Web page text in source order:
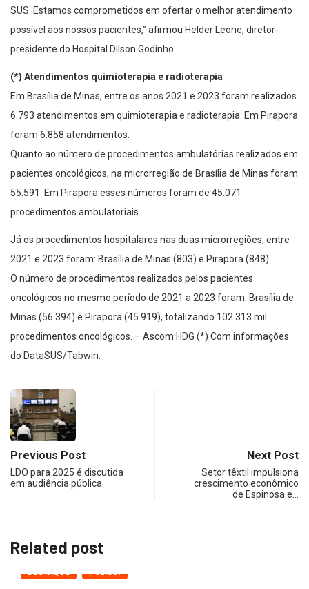
SUS. Estamos comprometidos em ofertar o melhor atendimento
possível aos nossos pacientes,” afirmou Helder Leone, diretor-
presidente do Hospital Dilson Godinho.
(*) Atendimentos quimioterapia e radioterapia
Em Brasília de Minas, entre os anos 2021 e 2023 foram realizados
6.793 atendimentos em quimioterapia e radioterapia. Em Pirapora
foram 6.858 atendimentos.
Quanto ao número de procedimentos ambulatórias realizados em
pacientes oncológicos, na microrregião de Brasília de Minas foram
55.591. Em Pirapora esses números foram de 45.071
procedimentos ambulatoriais.
Já os procedimentos hospitalares nas duas microrregiões, entre
2021 e 2023 foram: Brasília de Minas (803) e Pirapora (848).
O número de procedimentos realizados pelos pacientes
oncológicos no mesmo período de 2021 a 2023 foram: Brasília de
Minas (56.394) e Pirapora (45.919), totalizando 102.313 mil
procedimentos oncológicos. – Ascom HDG (*) Com informações
do DataSUS/Tabwin.
Previous Post
LDO para 2025 é discutida
em audiência pública
Next Post
Setor têxtil impulsiona
crescimento econômico
de Espinosa e…
Related post
DESTAQUE POLÍCIA